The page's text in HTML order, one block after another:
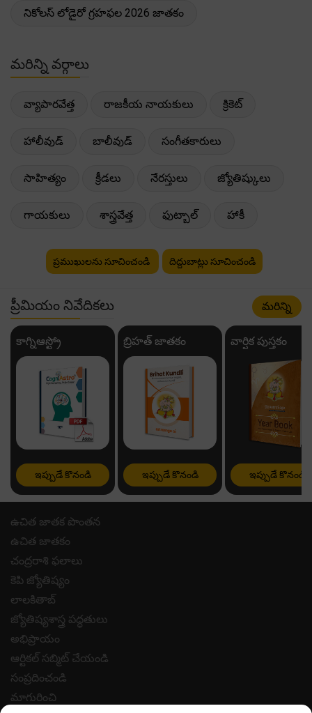
నికోలస్ లోడైరో గ్రహఫల 2026 జాతకం
మరిన్ని వర్గాలు
వ్యాపారవేత్త రాజకీయ నాయకులు క్రికెట్
హాలీవుడ్ బాలీవుడ్ సంగీతకారులు
సాహిత్యం క్రీడలు నేరస్తులు జ్యోతిష్కులు
గాయకులు శాస్త్రవేత్త ఫుట్బాల్ హాకీ
ప్రముఖులను సూచించండి దిద్దుబాట్లు సూచించండి
ప్రీమియం నివేదికలు మరిన్ని
కాగ్నిఆస్ట్రో
ఇప్పుడే కొనండి
బ్రిహత్ జాతకం
ఇప్పుడే కొనండి
వార్షిక పుస్తకం
ఇప్పుడే కొనండి
ఉచిత జాతక పొంతన
ఉచిత జాతకం
చంద్రరాశి ఫలాలు
కెపి జ్యోతిష్యం
లాలకితాబ్
జ్యోతిష్యశాస్త్ర పద్ధతులు
అభిప్రాయం
ఆర్టికల్ సబ్మిట్ చేయండి
సంప్రదించండి
మాగురించి